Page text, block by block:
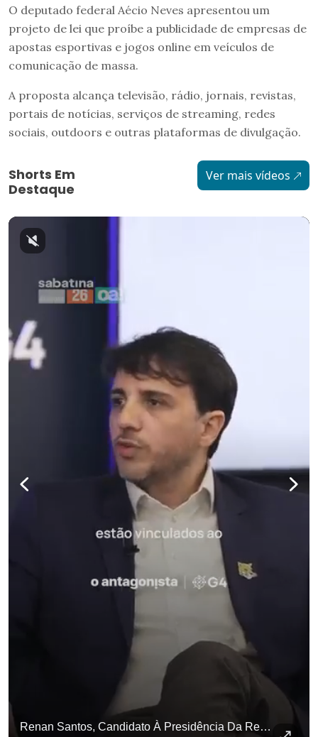
O deputado federal Aécio Neves apresentou um
projeto de lei que proíbe a publicidade de empresas de
apostas esportivas e jogos online em veículos de
comunicação de massa.
A proposta alcança televisão, rádio, jornais, revistas,
portais de notícias, serviços de streaming, redes
sociais, outdoors e outras plataformas de divulgação.
Shorts Em
Destaque
Ver mais vídeos
Renan Santos, Candidato À Presidência Da República Pelo Missão, Defende Aplicar Reformas Fiscais
Ouça O Antagonista nos principais